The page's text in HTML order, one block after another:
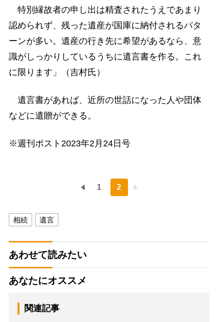
特別縁故者の申し出は精査されたうえであまり
認められず、残った遺産が国庫に納付されるパタ
ーンが多い。遺産の行き先に希望があるなら、意
識がしっかりしているうちに遺言書を作る。これ
に限ります」（吉村氏）
遺言書があれば、近所の世話になった人や団体
などに遺贈ができる。
※週刊ポスト2023年2月24日号
1 2
相続 遺言
あわせて読みたい
あなたにオススメ
関連記事